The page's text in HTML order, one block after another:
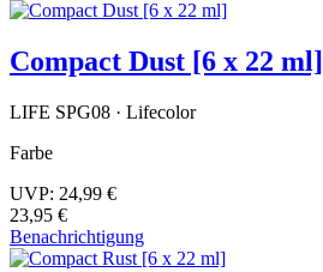
Compact Dust [6 x 22 ml]
LIFE SPG08 · Lifecolor
Farbe
UVP: 24,99 €
23,95 €
Benachrichtigung